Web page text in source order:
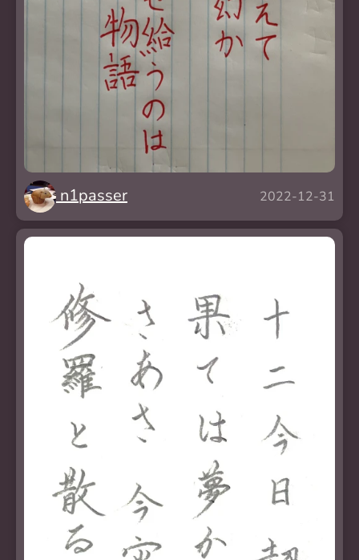
n1passer 2022-12-31